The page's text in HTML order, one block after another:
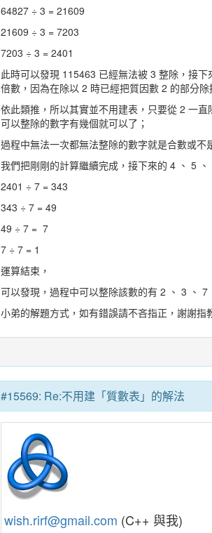
64827 ÷ 3 = 21609
21609 ÷ 3 = 7203
7203 ÷ 3 = 2401
此時可以發現 115463 已經無法被 3 整除，接
倍數，因為在除以 2 時已經把質因數 2 的部分除
依此類推，所以其實並不用建表，只要從 2 一
可以整除的數字有幾個就可以了；
過程中無法一次都無法整除的數字就是合數或不
我們把剛剛的計算繼續完成，接下來的 4 、 5
2401 ÷ 7 = 343
343 ÷ 7 = 49
49 ÷ 7 = 7
7 ÷ 7 = 1
運算結束，
可以發現，過程中可以整除該數的有 2 、 3 、
小弟的解題方式，如有錯誤請不吝指正，謝謝指
#15569: Re:不用建「質數表」的解法
wish.rirf@gmail.com (C++ 與我)